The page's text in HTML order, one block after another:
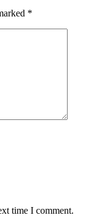
*
time I comment.